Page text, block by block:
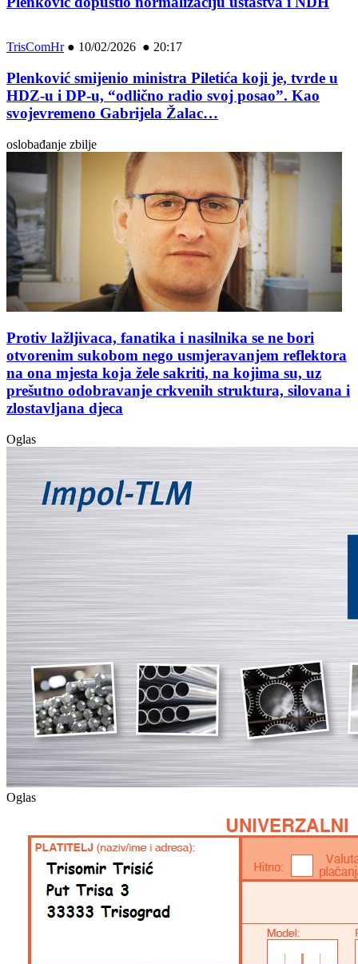
TrisComHr● 10/02/2026 ● 20:17
Plenković smijenio ministra Piletića koji je, tvrde u
HDZ-u i DP-u, “odlično radio svoj posao”. Kao
svojevremeno Gabrijela Žalac…
oslobađanje zbilje
Protiv lažljivaca, fanatika i nasilnika se ne bori
otvorenim sukobom nego usmjeravanjem reflektora
na ona mjesta koja žele sakriti, na kojima su, uz
prešutno odobravanje crkvenih struktura, silovana i
zlostavljana djeca
Oglas
Oglas